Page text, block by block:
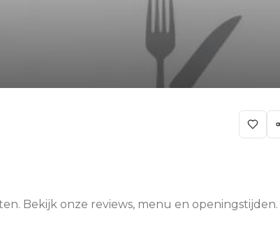
Bekijk onze reviews, menu en openingstijden.